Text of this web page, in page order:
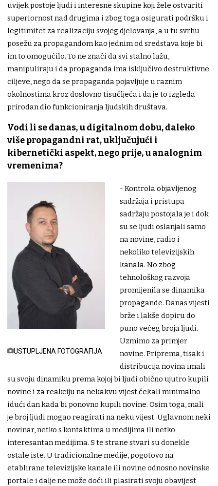
uvijek postoje ljudi i interesne skupine koji žele ostvariti
superiornost nad drugima i zbog toga osigurati podršku i
legitimitet za realizaciju svojeg djelovanja, a u tu svrhu
posežu za propagandom kao jednim od sredstava koje bi
im to omogućilo. To ne znači da svi stalno lažu,
manipuliraju i da propaganda ima isključivo destruktivne
ciljeve, nego da se propaganda pojavljuje u raznim
okolnostima kroz doslovno tisućljeća i da je to izgleda
prirodan dio funkcioniranja ljudskih društava.
Vodi li se danas, u digitalnom dobu, daleko
više propagandni rat, uključujući i
kibernetički aspekt, nego prije, u analognim
vremenima?
USTUPLJENA FOTOGRAFIJA
- Kontrola objavljenog
sadržaja i pristupa
sadržaju postojala je i dok
su se ljudi oslanjali samo
na novine, radio i
nekoliko televizijskih
kanala. No zbog
tehnološkog razvoja
promijenila se dinamika
propagande. Danas vijesti
brže i lakše dopiru do
puno većeg broja ljudi.
Uzmimo za primjer
novine. Priprema, tisak i
distribucija novina imali
su svoju dinamiku prema kojoj bi ljudi obično ujutro kupili
novine i za reakciju na nekakvu vijest čekali minimalno
idući dan kada bi ponovno kupili novine. Osim toga, mali
je broj ljudi mogao reagirati na neku vijest. Uglavnom neki
novinar, netko s kontaktima u medijima ili netko
interesantan medijima. S te strane stvari su donekle
ostale iste. U tradicionalne medije, pogotovo na
etablirane televizijske kanale ili novine odnosno novinske
portale i dalje ne može doći ili plasirati svoju obavijest